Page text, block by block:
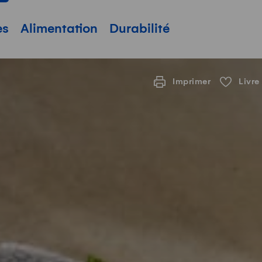
Alimentation Durabilité
Imprimer Livre